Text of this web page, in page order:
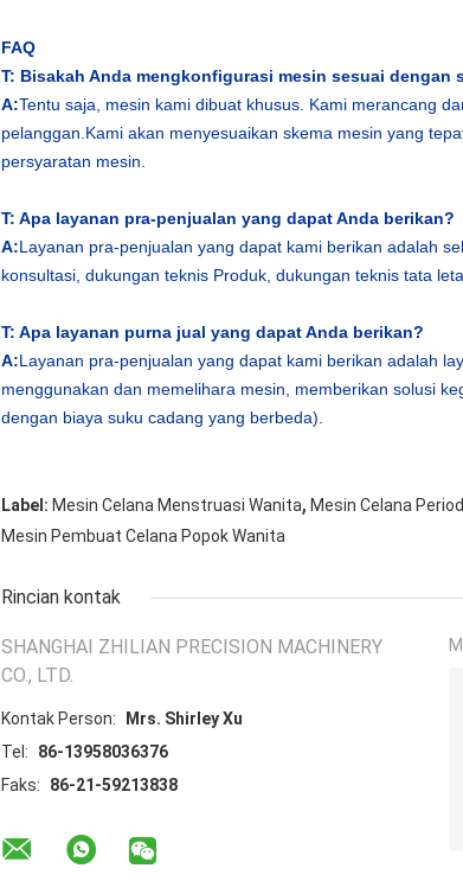
FAQ
T: Bisakah Anda mengkonfigurasi mesin sesuai dengan
A:Tentu saja, mesin kami dibuat khusus. Kami merancang
pelanggan.Kami akan menyesuaikan skema mesin yang
persyaratan mesin.
T: Apa layanan pra-penjualan yang dapat Anda berikan?
A:Layanan pra-penjualan yang dapat kami berikan adalah
konsultasi, dukungan teknis Produk, dukungan teknis tata
T: Apa layanan purna jual yang dapat Anda berikan?
A:Layanan pra-penjualan yang dapat kami berikan adalah
menggunakan dan memelihara mesin, memberikan solusi
dengan biaya suku cadang yang berbeda).
Label: Mesin Celana Menstruasi Wanita, Mesin Celana
Mesin Pembuat Celana Popok Wanita
Rincian kontak
SHANGHAI ZHILIAN PRECISION MACHINERY
CO., LTD.
Kontak Person:
Mrs. Shirley Xu
Tel:
86-13958036376
Faks:
86-21-59213838